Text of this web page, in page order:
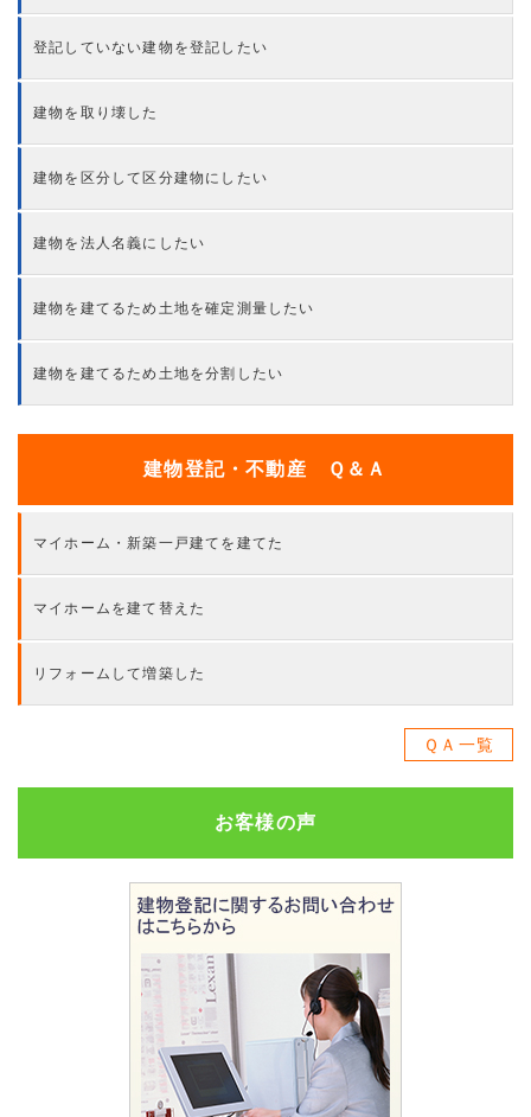
登記していない建物を登記したい
建物を取り壊した
建物を区分して区分建物にしたい
建物を法人名義にしたい
建物を建てるため土地を確定測量したい
建物を建てるため土地を分割したい
建物登記・不動産 Ｑ＆Ａ
マイホーム・新築一戸建てを建てた
マイホームを建て替えた
リフォームして増築した
ＱＡ一覧
お客様の声